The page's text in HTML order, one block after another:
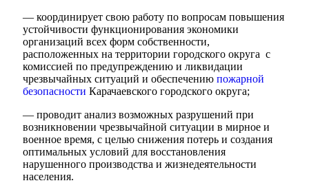
— координирует свою работу по вопросам повышения
устойчивости функционирования экономики
организаций всех форм собственности,
расположенных на территории городского округа с
комиссией по предупреждению и ликвидации
чрезвычайных ситуаций и обеспечению пожарной
безопасности Карачаевского городского округа;
— проводит анализ возможных разрушений при
возникновении чрезвычайной ситуации в мирное и
военное время, с целью снижения потерь и создания
оптимальных условий для восстановления
нарушенного производства и жизнедеятельности
населения.